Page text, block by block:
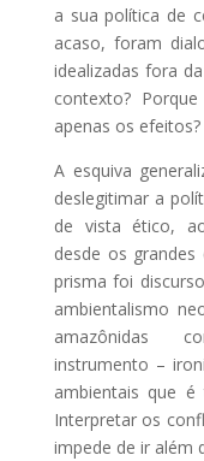
a sua política de
acaso, foram
idealizadas fora
contexto?
apenas os efeitos?
A esquiva
deslegitimar a
de vista ético,
desde os
prisma foi
ambientalismo
amazônidas
instrumento –
ambientais que
Interpretar os
impede de ir além